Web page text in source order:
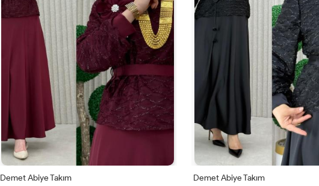
Demet Abiye Takım Demet Abiye Takım